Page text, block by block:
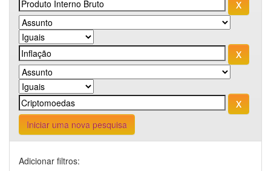
Iniciar uma nova pesquisa
Adicionar filtros: